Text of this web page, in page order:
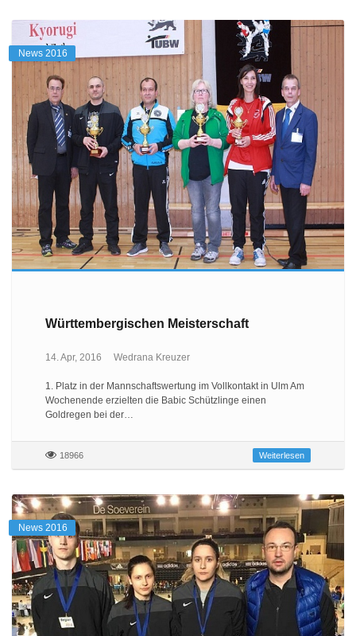
News 2016
Württembergischen Meisterschaft
14. Apr, 2016 Wedrana Kreuzer
1. Platz in der Mannschaftswertung im Vollkontakt in Ulm Am
Wochenende erzielten die Babic Schützlinge einen
Goldregen bei der…
18966 Weiterlesen
News 2016